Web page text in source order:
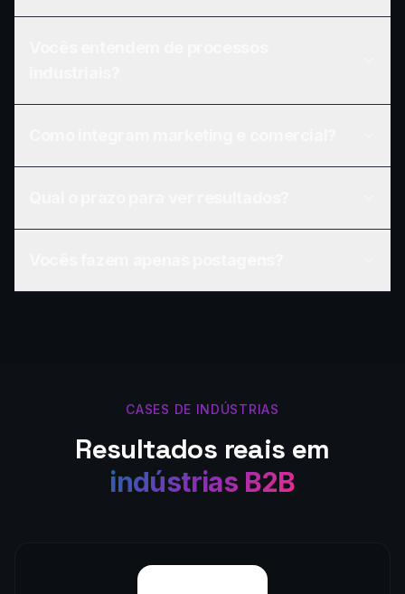
CASES DE INDÚSTRIAS
Resultados reais em
indústrias B2B